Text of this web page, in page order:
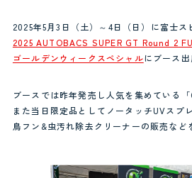
2025年5月3日（土）～4日（日）に富士
2025 AUTOBACS SUPER GT Round 2
ゴールデンウィークスペシャルにブース出
ブースでは昨年発売し人気を集めている
また当日限定品としてノータッチUVスプ
鳥フン&虫汚れ除去クリーナーの販売など